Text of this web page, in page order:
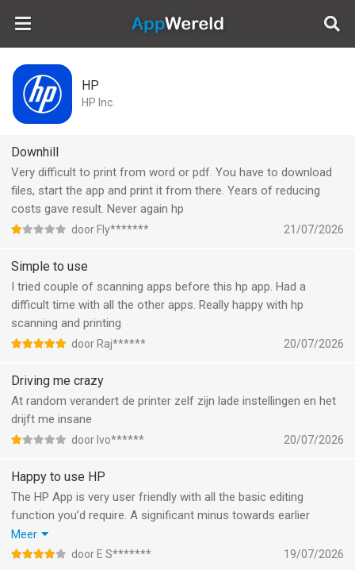
AppWereld
HP
HP Inc.
Downhill
Very difficult to print from word or pdf. You have to download
files, start the app and print it from there. Years of reducing
costs gave result. Never again hp
door Fly******* 21/07/2026
Simple to use
I tried couple of scanning apps before this hp app. Had a
difficult time with all the other apps. Really happy with hp
scanning and printing
door Raj****** 20/07/2026
Driving me crazy
At random verandert de printer zelf zijn lade instellingen en het
drijft me insane
door Ivo****** 20/07/2026
Happy to use HP
The HP App is very user friendly with all the basic editing
function you’d require. A significant minus towards earlier
versions is the cluttering of the menu. Too many options and
recommendations make it difficult to find the basic functions
Meer
door E S******* 19/07/2026